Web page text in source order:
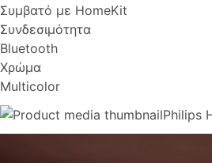
Συμβατό με HomeKit
Συνδεσιμότητα
Bluetooth
Χρώμα
Multicolor
Philips